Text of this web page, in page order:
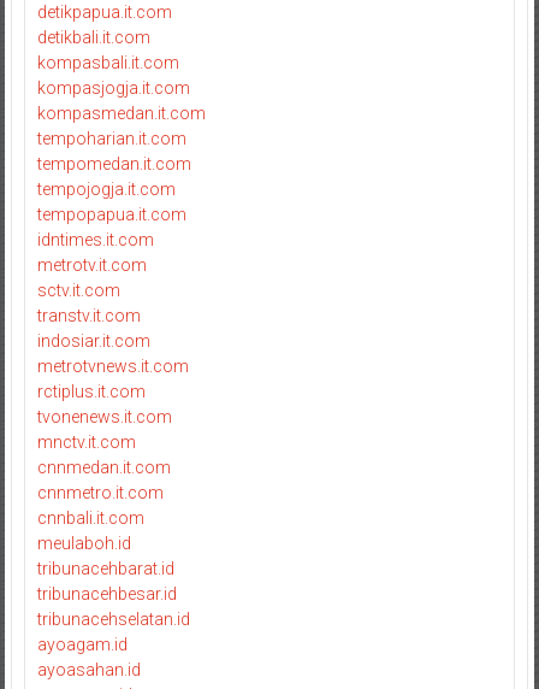
detikpapua.it.com
detikbali.it.com
kompasbali.it.com
kompasjogja.it.com
kompasmedan.it.com
tempoharian.it.com
tempomedan.it.com
tempojogja.it.com
tempopapua.it.com
idntimes.it.com
metrotv.it.com
sctv.it.com
transtv.it.com
indosiar.it.com
metrotvnews.it.com
rctiplus.it.com
tvonenews.it.com
mnctv.it.com
cnnmedan.it.com
cnnmetro.it.com
cnnbali.it.com
meulaboh.id
tribunacehbarat.id
tribunacehbesar.id
tribunacehselatan.id
ayoagam.id
ayoasahan.id